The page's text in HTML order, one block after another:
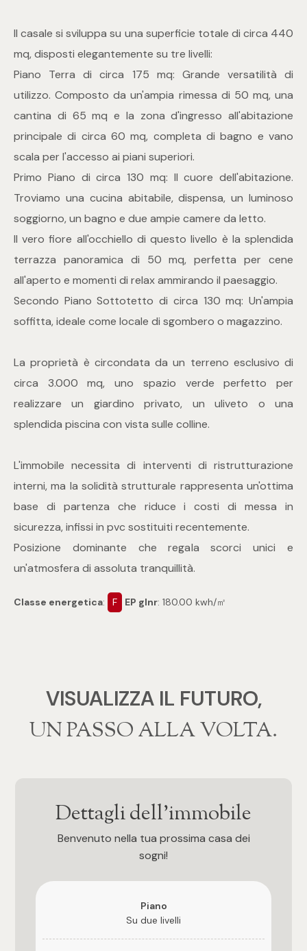
Il casale si sviluppa su una superficie totale di circa 440
mq, disposti elegantemente su tre livelli:
Piano Terra di circa 175 mq: Grande versatilità di
utilizzo. Composto da un'ampia rimessa di 50 mq, una
cantina di 65 mq e la zona d'ingresso all'abitazione
principale di circa 60 mq, completa di bagno e vano
scala per l'accesso ai piani superiori.
Primo Piano di circa 130 mq: Il cuore dell'abitazione.
Troviamo una cucina abitabile, dispensa, un luminoso
soggiorno, un bagno e due ampie camere da letto.
Il vero fiore all'occhiello di questo livello è la splendida
terrazza panoramica di 50 mq, perfetta per cene
all'aperto e momenti di relax ammirando il paesaggio.
Secondo Piano Sottotetto di circa 130 mq: Un'ampia
soffitta, ideale come locale di sgombero o magazzino.
La proprietà è circondata da un terreno esclusivo di
circa 3.000 mq, uno spazio verde perfetto per
realizzare un giardino privato, un uliveto o una
splendida piscina con vista sulle colline.
L'immobile necessita di interventi di ristrutturazione
interni, ma la solidità strutturale rappresenta un'ottima
base di partenza che riduce i costi di messa in
sicurezza, infissi in pvc sostituiti recentemente.
Posizione dominante che regala scorci unici e
un'atmosfera di assoluta tranquillità.
Classe energetica: F EP glnr: 180.00 kwh/㎡
VISUALIZZA IL FUTURO,
‍‍UN PASSO ALLA VOLTA.
Dettagli dell'immobile
Benvenuto nella tua prossima casa dei
sogni!
Piano
Su due livelli
mq
Locali
Qualsiasi
1
2
3
4
5
Bagni
Qualsiasi
1
2
5
Camere